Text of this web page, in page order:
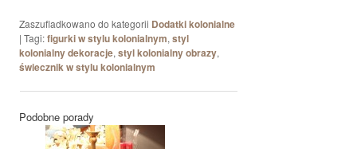
Zaszufladkowano do kategorii Dodatki kolonialne
|Tagi: figurki w stylu kolonialnym,styl
kolonialny dekoracje,styl kolonialny obrazy,
świecznik w stylu kolonialnym
Podobne porady